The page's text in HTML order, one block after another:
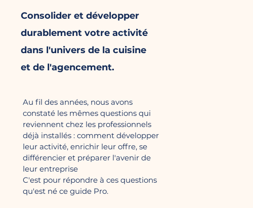
Consolider et développer
durablement votre activité
dans l'univers de la cuisine
et de l'agencement.
Au fil des années, nous avons
constaté les mêmes questions qui
reviennent chez les professionnels
déjà installés : comment développer
leur activité, enrichir leur offre, se
différencier et préparer l'avenir de
leur entreprise
C'est pour répondre à ces questions
qu'est né ce guide Pro.